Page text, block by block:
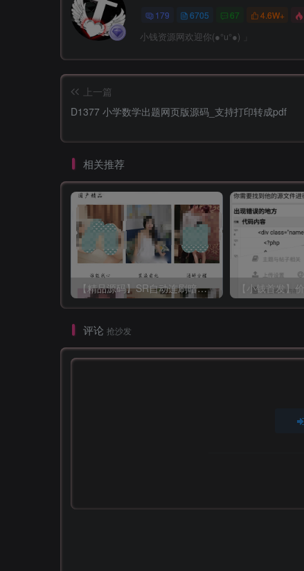
179 6705 67 4.6W+
小钱资源网欢迎你(●°u°●)​ 」
上一篇
D1377 小学数学出题网页版源码_支持打印转成pdf
相关推荐
【精品源码】SR自动连刷暗雷lei
评论 抢沙发